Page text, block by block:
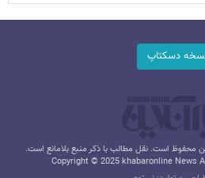
دسکتاپ
محفوظ است. نقل مطالب با ذکر منبع بلامانع است.
Copyright © 2025 khabaronline News